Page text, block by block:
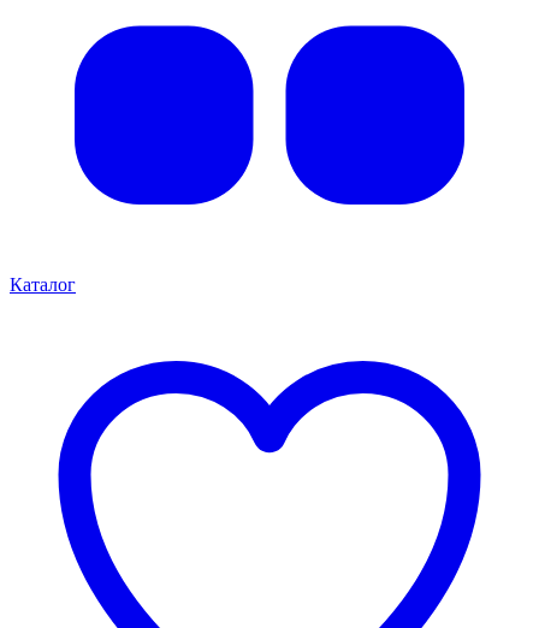
Каталог